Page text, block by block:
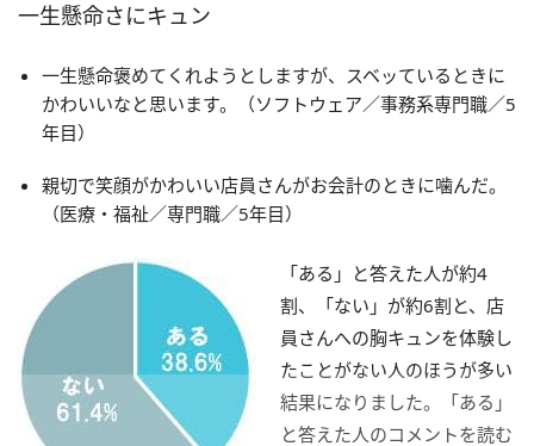
一生懸命さにキュン
一生懸命褒めてくれようとしますが、スベッているときに
かわいいなと思います。（ソフトウェア／事務系専門職／5
年目）
親切で笑顔がかわいい店員さんがお会計のときに噛んだ。
（医療・福祉／専門職／5年目）
「ある」と答えた人が約4
割、「ない」が約6割と、店
員さんへの胸キュンを体験し
たことがない人のほうが多い
結果になりました。「ある」
と答えた人のコメントを読む